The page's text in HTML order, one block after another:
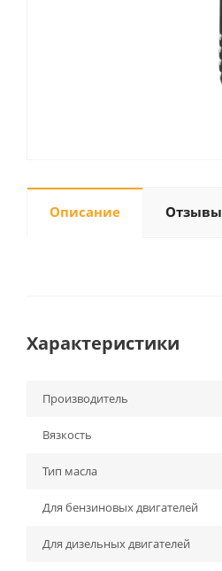
Описание Отзывы
Характеристики
Производитель
Вязкость
Тип масла
Для бензиновых двигателей
Для дизельных двигателей